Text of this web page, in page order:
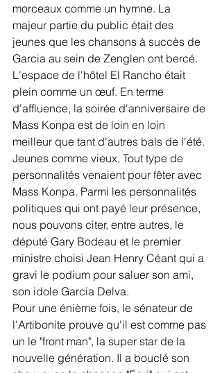
morceaux comme un hymne. La
majeur partie du public était des
jeunes que les chansons à succès de
Garcia au sein de Zenglen ont bercé.
L'espace de l'hôtel El Rancho était
plein comme un œuf. En terme
d'affluence, la soirée d'anniversaire de
Mass Konpa est de loin en loin
meilleur que tant d'autres bals de l'été.
Jeunes comme vieux, Tout type de
personnalités venaient pour fêter avec
Mass Konpa. Parmi les personnalités
politiques qui ont payé leur présence,
nous pouvons citer, entre autres, le
député Gary Bodeau et le premier
ministre choisi Jean Henry Céant qui a
gravi le podium pour saluer son ami,
son idole Garcia Delva.
Pour une énième fois, le sénateur de
l'Artibonite prouve qu'il est comme pas
un le "front man", la super star de la
nouvelle génération. Il a bouclé son